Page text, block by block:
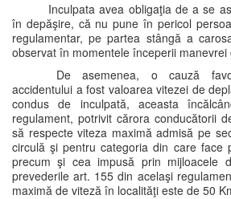
Inculpata avea obligaţia de a se
în depăşire, că nu pune în pericol
regulamentar, pe partea stângă a
observat în momentele începerii manevrei
De asemenea, o cauză
accidentului a fost valoarea vitezei de
condus de inculpată, aceasta
regulament, potrivit cărora conducătorii
să respecte viteza maximă admisă pe
circulă şi pentru categoria din care face
precum şi cea impusă prin mijloacele
prevederile art. 155 din acelaşi
maximă de viteză în localităţi este de 50